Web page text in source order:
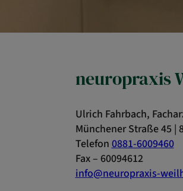
neuropraxis
Ulrich Fahrbach,
Münchener Straße 45 |
Telefon0881-6009460
Fax – 60094612
info@neuropraxis-